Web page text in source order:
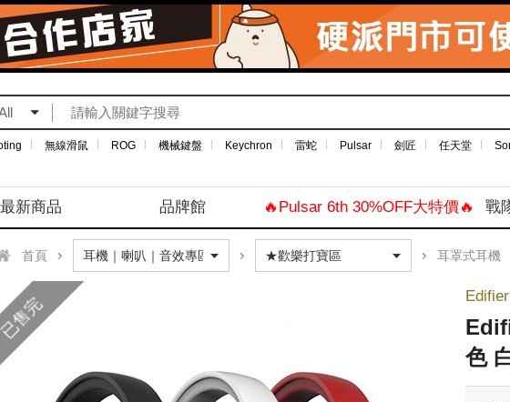
無線滑鼠 ROG 機械鍵盤 Keychron 雷蛇 Pulsar 劍匠 任天堂
最新商品 品牌館 🔥Pulsar 6th 30%OFF大特價🔥 戰
首頁 耳罩式耳機
售完
色